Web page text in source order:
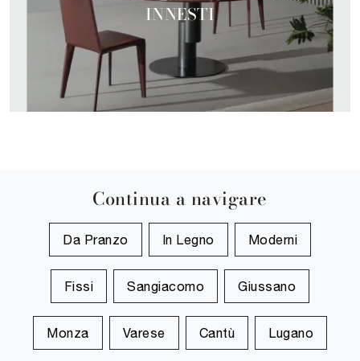
INNESTI
Continua a navigare
Da Pranzo In Legno Moderni
Fissi Sangiacomo Giussano
Monza Varese Cantù Lugano